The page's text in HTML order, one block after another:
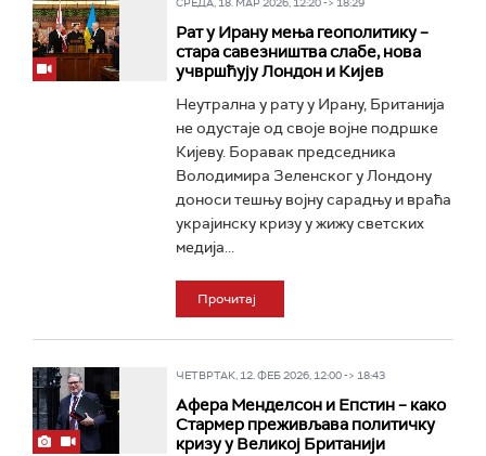
Рат у Ирану мења геополитику –
стара савезништва слабе, нова
учвршћују Лондон и Кијев
Неутрална у рату у Ирану, Британија
не одустаје од своје војне подршке
Кијеву. Боравак председника
Володимира Зеленског у Лондону
доноси тешњу војну сарадњу и враћа
украјинску кризу у жижу светских
медија...
Прочитај
ЧЕТВРТАК, 12. ФЕБ 2026, 12:00 -> 18:43
Афера Менделсон и Епстин – како
Стармер преживљава политичку
кризу у Великој Британији